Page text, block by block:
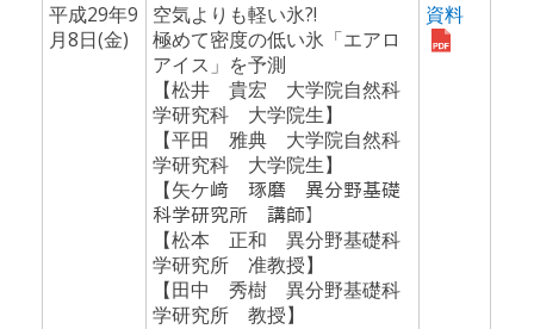
平成29年9
月8日(金)
空気よりも軽い氷?!
極めて密度の低い氷「エアロ
アイス」を予測
【松井 貴宏 大学院自然科
学研究科 大学院生】
【平田 雅典 大学院自然科
学研究科 大学院生】
【矢ケ﨑 琢磨 異分野基礎
科学研究所 講師】
【松本 正和 異分野基礎科
学研究所 准教授】
【田中 秀樹 異分野基礎科
学研究所 教授】
資料